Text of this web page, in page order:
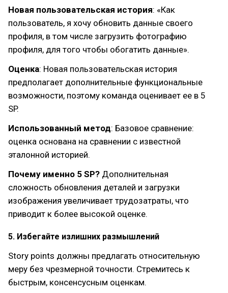
Новая пользовательская история: «Как
пользователь, я хочу обновить данные своего
профиля, в том числе загрузить фотографию
профиля, для того чтобы обогатить данные».
Оценка: Новая пользовательская история
предполагает дополнительные функциональные
возможности, поэтому команда оценивает ее в 5
SP.
Использованный метод: Базовое сравнение:
оценка основана на сравнении с известной
эталонной историей.
Почему именно 5 SP? Дополнительная
сложность обновления деталей и загрузки
изображения увеличивает трудозатраты, что
приводит к более высокой оценке.
5. Избегайте излишних размышлений
Story points должны предлагать относительную
меру без чрезмерной точности. Стремитесь к
быстрым, консенсусным оценкам.